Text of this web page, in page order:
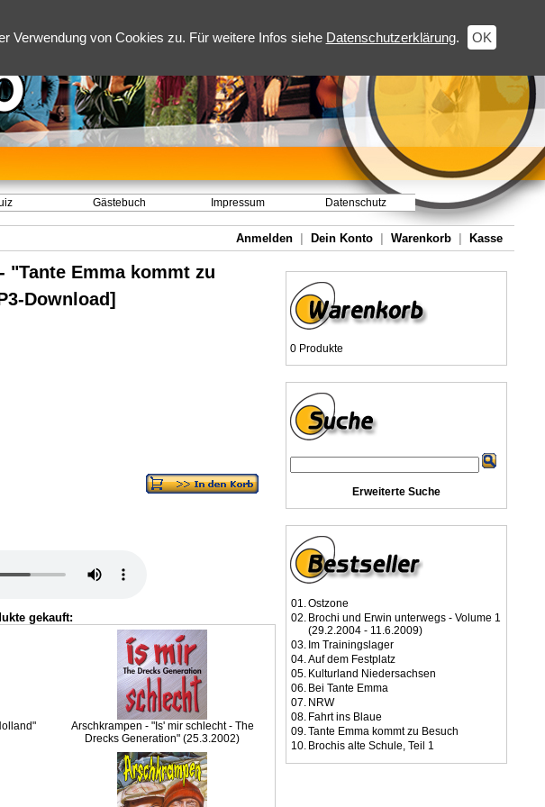
Verwendung von Cookies zu. Für weitere Infos siehe Datenschutzerklärung. OK
Gästebuch Impressum Datenschutz
Anmelden Dein Konto Warenkorb Kasse
"Tante Emma kommt zu
Download]
gekauft:
Arschkrampen - "Is' mir schlecht - The
Drecks Generation" (25.3.2002)
0 Produkte
Erweiterte Suche
01.Ostzone
02. Brochi und Erwin unterwegs - Volume 1
(29.2.2004 - 11.6.2009)
03. Im Trainingslager
04.Auf dem Festplatz
05. Kulturland Niedersachsen
06. Bei Tante Emma
07. NRW
08. Fahrt ins Blaue
09.Tante Emma kommt zu Besuch
10. Brochis alte Schule, Teil 1